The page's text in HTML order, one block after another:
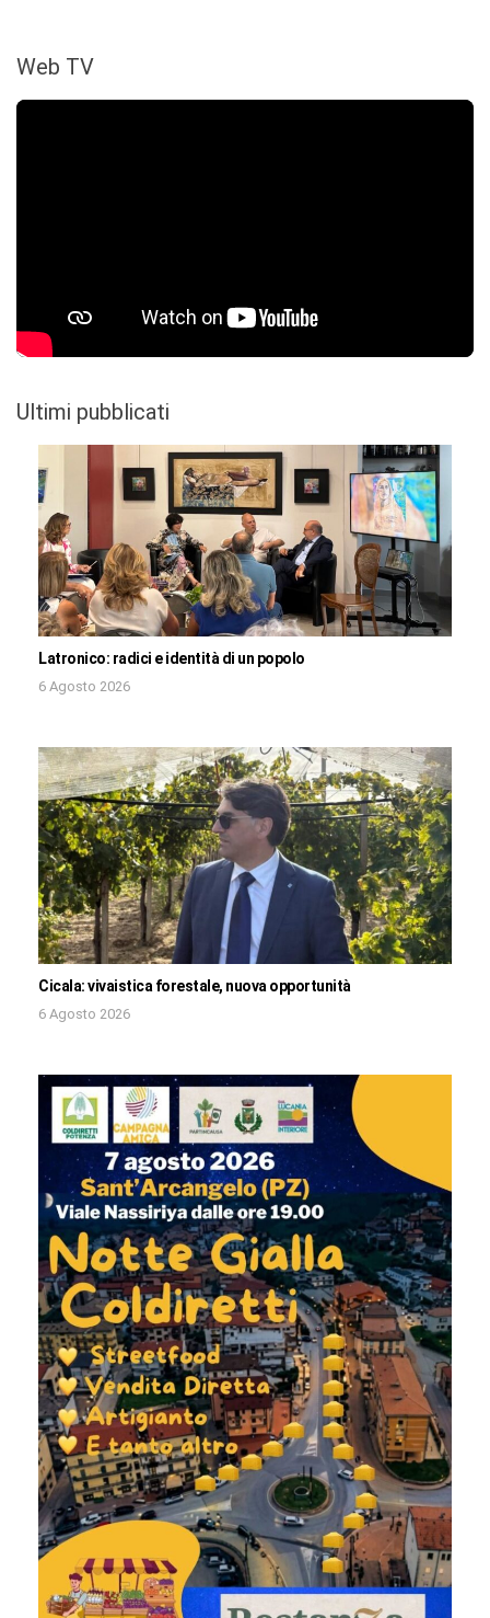
Web TV
Ultimi pubblicati
Latronico: radici e identità di un popolo
6 Agosto 2026
Cicala: vivaistica forestale, nuova opportunità
6 Agosto 2026